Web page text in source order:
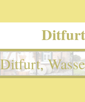
Ditfurt,